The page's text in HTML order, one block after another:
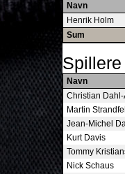
Navn
Henrik Holm
Sum
Spillere
Navn
Christian
Martin
Jean-Michel
Kurt Davis
Tommy
Nick Schaus